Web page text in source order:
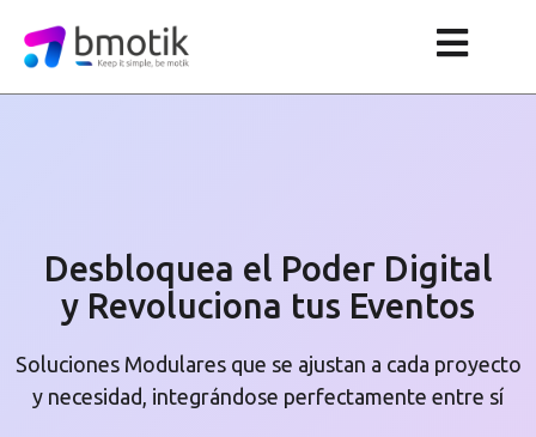
Desbloquea el Poder Digital
y Revoluciona tus Eventos
Soluciones Modulares que se ajustan a cada proyecto
y necesidad, integrándose perfectamente entre sí